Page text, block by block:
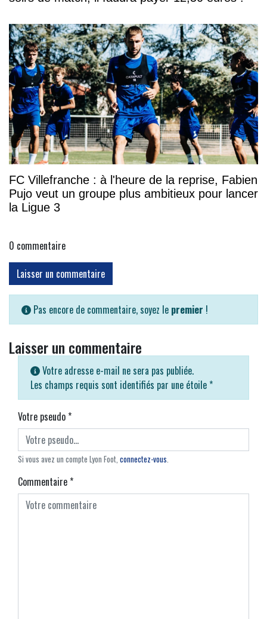
FC Villefranche : à l'heure de la reprise, Fabien
Pujo veut un groupe plus ambitieux pour lancer
la Ligue 3
0 commentaire
Laisser un commentaire
Pas encore de commentaire, soyez le premier !
Laisser un commentaire
Votre adresse e-mail ne sera pas publiée.
Les champs requis sont identifiés par une étoile *
Votre pseudo*
Si vous avez un compte Lyon Foot, connectez-vous.
Commentaire*